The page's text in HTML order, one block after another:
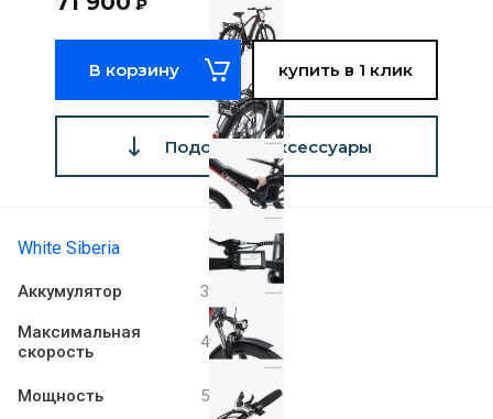
₽
В корзину купить в 1 клик
Подобрать аксессуары
White Siberia
Аккумулятор 36V 11Ah
Максимальная
скорость
40 км/ч
Мощность 500 W